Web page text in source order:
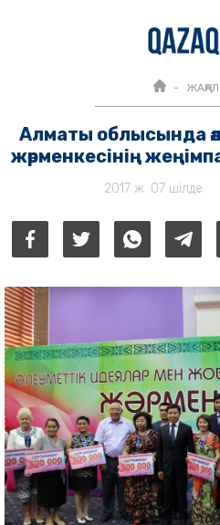
Алматы облысында
жәрменкесінің
2017 ж. 07 шілде